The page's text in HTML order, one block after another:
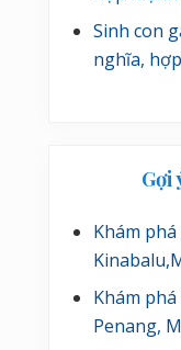
Sinh con
nghĩa,
Gợi
Khám
Khám
Penang,